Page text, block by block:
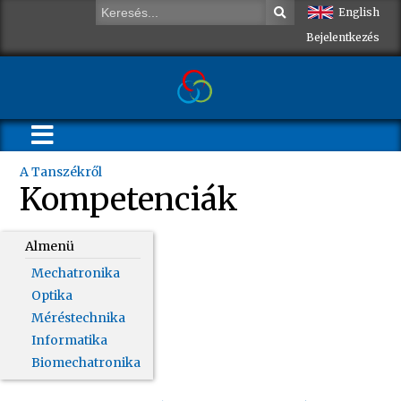
English
Bejelentkezés
A Tanszékről
Kompetenciák
Almenü
Mechatronika
Optika
Méréstechnika
Informatika
Biomechatronika